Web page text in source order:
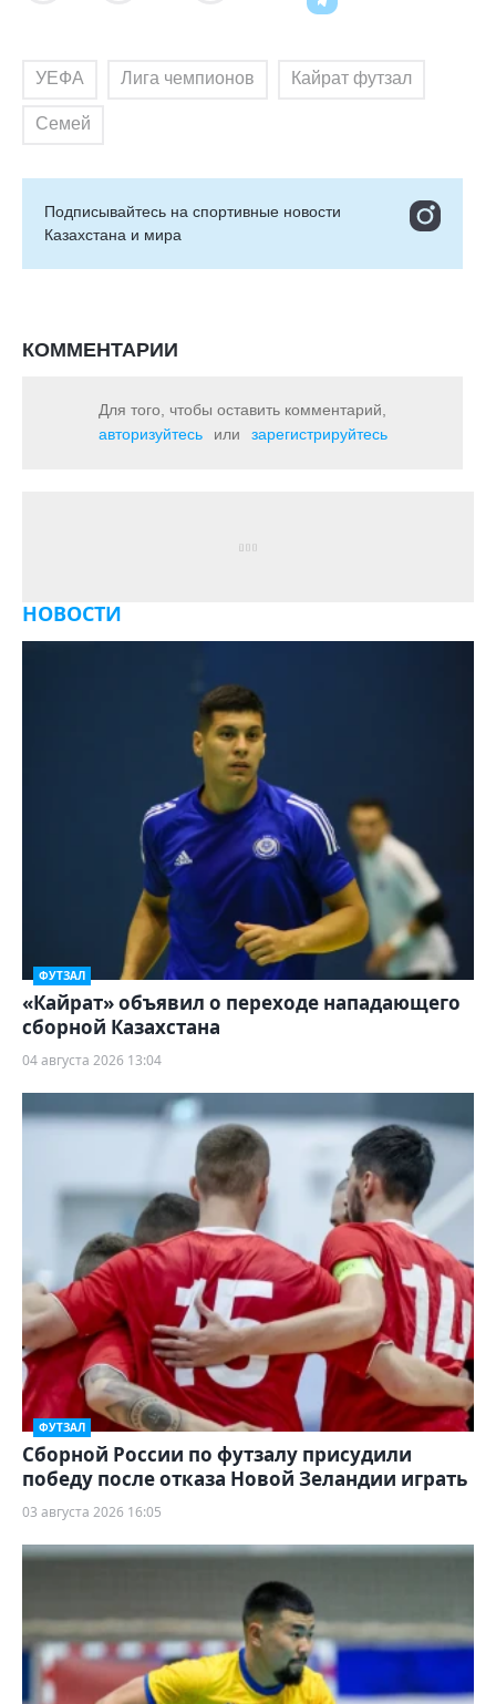
УЕФА Лига чемпионов Кайрат футзал
Семей
Подписывайтесь на cпортивные новости
Казахстана и мира
КОММЕНТАРИИ
Для того, чтобы оставить комментарий,
авторизуйтесь
или зарегистрируйтесь
НОВОСТИ
ФУТЗАЛ
«Кайрат» объявил о переходе нападающего
сборной Казахстана
04 августа 2026 13:04
ФУТЗАЛ
Сборной России по футзалу присудили
победу после отказа Новой Зеландии играть
03 августа 2026 16:05